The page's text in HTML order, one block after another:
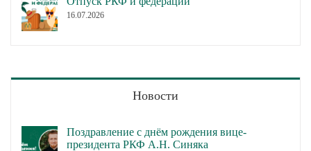
16.07.2026
Новости
Поздравление с днём рождения вице-
президента РКФ А.Н. Синяка